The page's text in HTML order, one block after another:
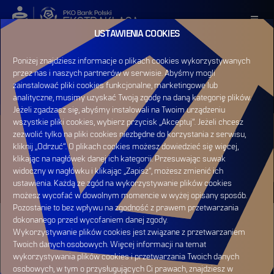
ZALOGUJ SIĘ
ZAREJESTRUJ SIĘ
HOME RAPORT MECZOWY
WISŁA KRAKÓW
VS WISŁA PŁOCK
USTAWIENIA COOKIES
Poniżej znajdziesz informacje o plikach cookies wykorzystywanych
przez nas i naszych partnerów w serwisie. Abyśmy mogli
zainstalować pliki cookies funkcjonalne, marketingowe lub
analityczne, musimy uzyskać Twoją zgodę na daną kategorię plików.
Jeżeli zgadzasz się, abyśmy instalowali na Twoim urządzeniu
wszystkie pliki cookies, wybierz przycisk „Akceptuj”. Jeżeli chcesz
zezwolić tylko na pliki cookies niezbędne do korzystania z serwisu,
kliknij „Odrzuć”. O plikach cookies możesz dowiedzieć się więcej,
klikając na nagłówek danej ich kategorii. Przesuwając suwak
widoczny w nagłówku i klikając „Zapisz”, możesz zmienić ich
ustawienia. Każdą ze zgód na wykorzystywanie plików cookies
możesz wycofać w dowolnym momencie w wyżej opisany sposób.
Pozostanie to bez wpływu na zgodność z prawem przetwarzania
dokonanego przed wycofaniem danej zgody.
Wykorzystywanie plików cookies jest związane z przetwarzaniem
Twoich danych osobowych. Więcej informacji na temat
wykorzystywania plików cookies i przetwarzania Twoich danych
osobowych, w tym o przysługujących Ci prawach, znajdziesz w